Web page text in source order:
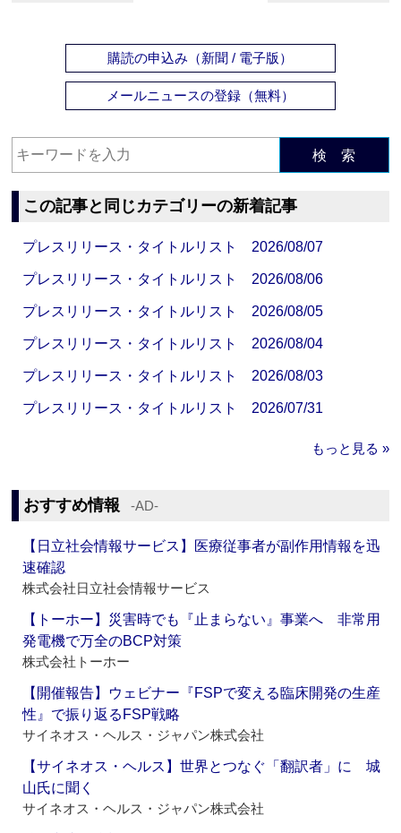
購読の申込み（新聞 / 電子版）
メールニュースの登録（無料）
検 索
この記事と同じカテゴリーの新着記事
プレスリリース・タイトルリスト 2026/08/07
プレスリリース・タイトルリスト 2026/08/06
プレスリリース・タイトルリスト 2026/08/05
プレスリリース・タイトルリスト 2026/08/04
プレスリリース・タイトルリスト 2026/08/03
プレスリリース・タイトルリスト 2026/07/31
もっと見る »
おすすめ情報 ‐AD‐
【日立社会情報サービス】医療従事者が副作用情報を迅
速確認
株式会社日立社会情報サービス
【トーホー】災害時でも『止まらない』事業へ 非常用
発電機で万全のBCP対策
株式会社トーホー
【開催報告】ウェビナー『FSPで変える臨床開発の生産
性』で振り返るFSP戦略
サイネオス・ヘルス・ジャパン株式会社
【サイネオス・ヘルス】世界とつなぐ「翻訳者」に 城
山氏に聞く
サイネオス・ヘルス・ジャパン株式会社